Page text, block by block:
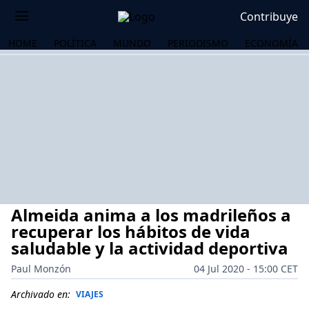
Contribuye
HOME POLÍTICA MUNDO PERIODISMO ECONOMÍA
Almeida anima a los madrileños a
recuperar los hábitos de vida
saludable y la actividad deportiva
Paul Monzón
04 Jul 2020 - 15:00 CET
Archivado en: VIAJES